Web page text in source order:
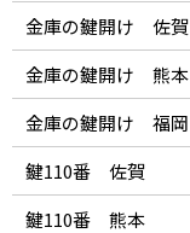
金庫の鍵開け 佐賀
金庫の鍵開け 熊本
金庫の鍵開け 福岡
鍵110番 佐賀
鍵110番 熊本